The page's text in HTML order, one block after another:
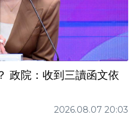
政院：收到三讀函文依
2026.08.07 20:03